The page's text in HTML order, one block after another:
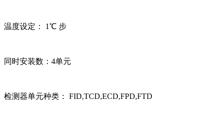
温度设定： 1℃ 步
同时安装数：4单元
检测器单元种类： FID,TCD,ECD,FPD,FTD